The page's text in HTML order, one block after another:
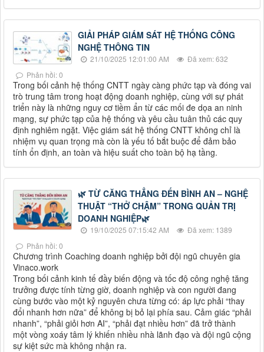
GIẢI PHÁP GIÁM SÁT HỆ THỐNG CÔNG
NGHỆ THÔNG TIN
21/10/2025 12:01:00 AM
Đã xem: 632
Phản hồi: 0
Trong bối cảnh hệ thống CNTT ngày càng phức tạp và đóng vai
trò trung tâm trong hoạt động doanh nghiệp, cùng với sự phát
triển này là những nguy cơ tiềm ẩn từ các mối đe dọa an ninh
mạng, sự phức tạp của hệ thống và yêu cầu tuân thủ các quy
định nghiêm ngặt. Việc giám sát hệ thống CNTT không chỉ là
nhiệm vụ quan trọng mà còn là yếu tố bắt buộc để đảm bảo
tính ổn định, an toàn và hiệu suất cho toàn bộ hạ tầng.
🌿 TỪ CĂNG THẲNG ĐẾN BÌNH AN – NGHỆ
THUẬT “THỞ CHẬM” TRONG QUẢN TRỊ
DOANH NGHIỆP🌿
19/10/2025 07:15:42 AM
Đã xem: 1389
Phản hồi: 0
Chương trình Coaching doanh nghiệp bởi đội ngũ chuyên gia
Vinaco.work
Trong bối cảnh kinh tế đầy biến động và tốc độ công nghệ tăng
trưởng được tính từng giờ, doanh nghiệp và con người đang
cùng bước vào một kỷ nguyên chưa từng có: áp lực phải “thay
đổi nhanh hơn nữa” để không bị bỏ lại phía sau. Cảm giác “phải
nhanh”, “phải giỏi hơn AI”, “phải đạt nhiều hơn” đã trở thành
một vòng xoáy tâm lý khiến nhiều nhà lãnh đạo và đội ngũ cộng
sự kiệt sức mà không nhận ra.